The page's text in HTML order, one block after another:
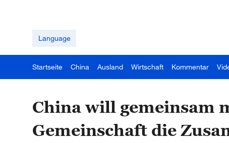
Language
Startseite China Ausland Wirtschaft Kommentar
China will gemeinsam
Gemeinschaft die